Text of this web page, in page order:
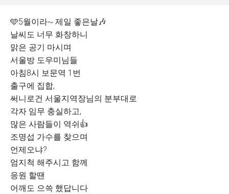
🩵5월이라~ 제일 좋은날🎶
날씨도 너무 화창하니
맑은 공기 마시며
서울방 도우미님들
아침8시 보문역 1번
출구에 집합,
써니로건 서울지역장님의 분부대로
각자 임무 충실하고,
많은 사람들이 역쉬👍
조명섭 가수를 찾으며
언제오냐?
엄지척 해주시고 함께
응원 할땐
어깨도 으쓱 했답니다